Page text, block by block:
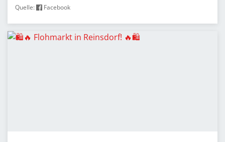
Quelle: Facebook